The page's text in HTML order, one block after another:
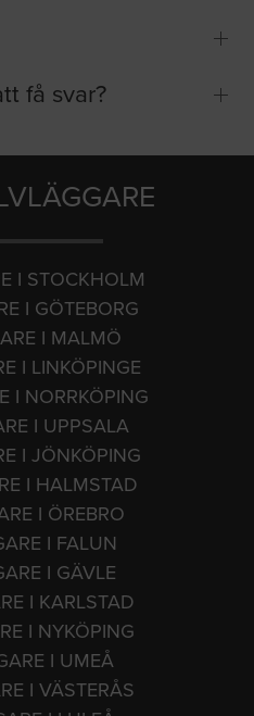
få svar?
I STOCKHOLM
I GÖTEBORG
I MALMÖ
I LINKÖPINGE
I NORRKÖPING
I UPPSALA
I JÖNKÖPING
I HALMSTAD
I ÖREBRO
I FALUN
I GÄVLE
I KARLSTAD
I NYKÖPING
I UMEÅ
I VÄSTERÅS